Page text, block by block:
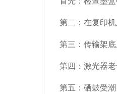
第二：在复印机
第三：传输架
第四：激光器
第五：硒鼓受